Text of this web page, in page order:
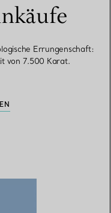
Errungenschaft:
von 7.500 Karat.